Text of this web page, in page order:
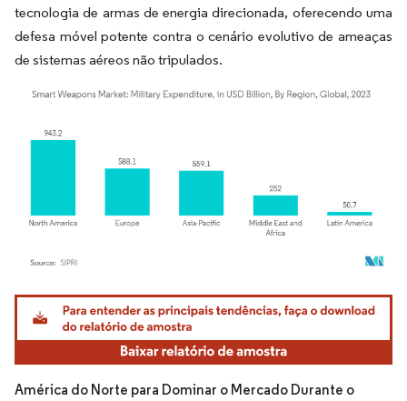
tecnologia de armas de energia direcionada, oferecendo uma
defesa móvel potente contra o cenário evolutivo de ameaças
de sistemas aéreos não tripulados.
Imagem © Mordor Intelligence. O reuso requer atribuição conforme CC BY 4.0.
América do Norte para Dominar o Mercado Durante o